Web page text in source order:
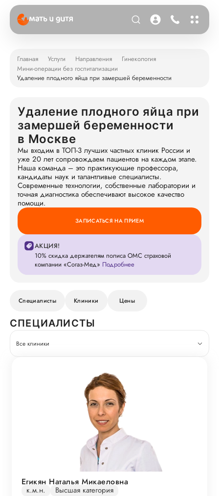
Главная Услуги Направления
Гинекология
Мини-операции без госпитализации
Удаление плодного яйца при замершей беременности
Удаление плодного яйца при
замершей беременности
в Москве
Мы входим в ТОП-3 лучших частных клиник России и
уже 20 лет сопровождаем пациентов на каждом этапе.
Наша команда – это практикующие профессора,
кандидаты наук и талантливые специалисты.
Современные технологии, собственные лаборатории и
точная диагностика обеспечивают высокое качество
помощи.
ЗАПИСАТЬСЯ НА ПРИЕМ
АКЦИЯ!
10% скидка держателям полиса ОМС страховой
компании «Согаз-Мед» Подробнее
Специалисты Клиники Цены
СПЕЦИАЛИСТЫ
Все клиники
Егикян Наталья Микаеловна
к.м.н. Высшая категория